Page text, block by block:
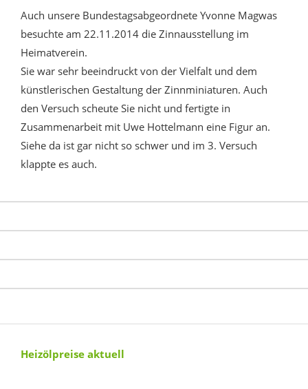
Auch unsere Bundestagsabgeordnete Yvonne Magwas
besuchte am 22.11.2014 die Zinnausstellung im
Heimatverein.
Sie war sehr beeindruckt von der Vielfalt und dem
künstlerischen Gestaltung der Zinnminiaturen. Auch
den Versuch scheute Sie nicht und fertigte in
Zusammenarbeit mit Uwe Hottelmann eine Figur an.
Siehe da ist gar nicht so schwer und im 3. Versuch
klappte es auch.
Heizölpreise aktuell